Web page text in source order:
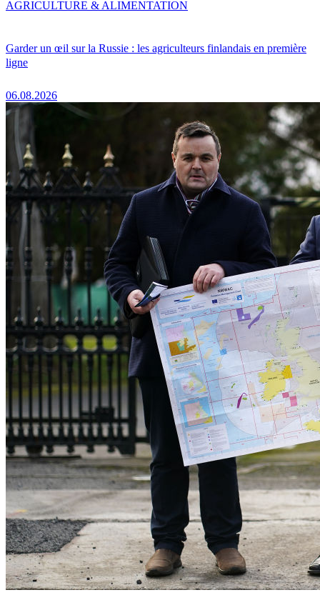
Garder un œil sur la Russie : les agriculteurs finlandais en première
ligne
06.08.2026
AGRICULTURE & ALIMENTATION